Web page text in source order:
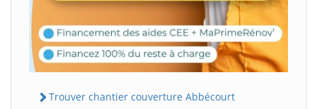
Trouver chantier couverture Abbécourt